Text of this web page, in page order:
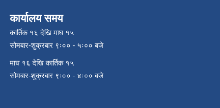
कार्यालय समय
कार्तिक १६ देखि माघ १५
सोमबार-शुक्रबार ९ः०० - ५ः०० बजे
माघ १६ देखि कार्तिक १५
सोमबार-शुक्रबार ९ः०० - ४ः०० बजे